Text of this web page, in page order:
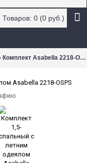
Товаров: 0 (0 руб.)
Asabella 2218-OSPS с летним одеялом 1,5-спальный